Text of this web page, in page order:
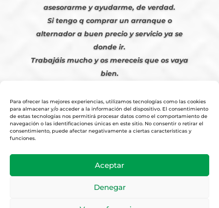
Para ofrecer las mejores experiencias, utilizamos tecnologías como las cookies
para almacenar y/o acceder a la información del dispositivo. El consentimiento
de estas tecnologías nos permitirá procesar datos como el comportamiento de
navegación o las identificaciones únicas en este sitio. No consentir o retirar el
consentimiento, puede afectar negativamente a ciertas características y
funciones.
Aceptar
Denegar
asesorarme y ayudarme, de verdad.
Si tengo q comprar un arranque o
alternador a buen precio y servicio ya se
donde ir.
Trabajáis mucho y os mereceis que os vaya
bien.
Condiciones Venta Online
Diseño y Posicionamiento Web,Agencia web-espana.es